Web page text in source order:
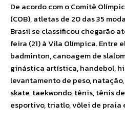
De acordo com o Comitê
(COB), atletas de 20 das 35
Brasil se classificou chegarão
feira (21) à Vila Olímpica. Entre
badminton, canoagem de
ginástica artística, handebol,
levantamento de peso,
skate, taekwondo, tênis, tênis
esportivo, triatlo, vôlei de praia